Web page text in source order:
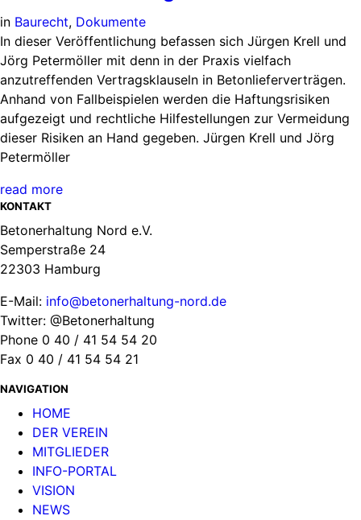
in Baurecht, Dokumente
In dieser Veröffentlichung befassen sich Jürgen Krell und
Jörg Petermöller mit denn in der Praxis vielfach
anzutreffenden Vertragsklauseln in Betonlieferverträgen.
Anhand von Fallbeispielen werden die Haftungsrisiken
aufgezeigt und rechtliche Hilfestellungen zur Vermeidung
dieser Risiken an Hand gegeben. Jürgen Krell und Jörg
Petermöller
read more
KONTAKT
Betonerhaltung Nord e.V.
Semperstraße 24
22303 Hamburg
E-Mail: info@betonerhaltung-nord.de
Twitter: @Betonerhaltung
Phone 0 40 / 41 54 54 20
Fax 0 40 / 41 54 54 21
NAVIGATION
HOME
DER VEREIN
MITGLIEDER
INFO-PORTAL
VISION
NEWS